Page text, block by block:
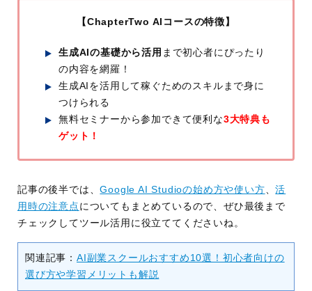
【ChapterTwo AIコースの特徴】
生成AIの基礎から活用 まで初心者にぴったり
の内容を網羅！
生成AIを活用して稼ぐためのスキルまで身に
つけられる
無料セミナーから参加できて便利な3大特典も
ゲット！
記事の後半では、Google AI Studioの始め方や使い方 、活
用時の注意点 についてもまとめているので、ぜひ最後まで
チェックしてツール活用に役立ててくださいね。
関連記事： AI副業スクールおすすめ10選！初心者向けの
選び方や学習メリットも解説